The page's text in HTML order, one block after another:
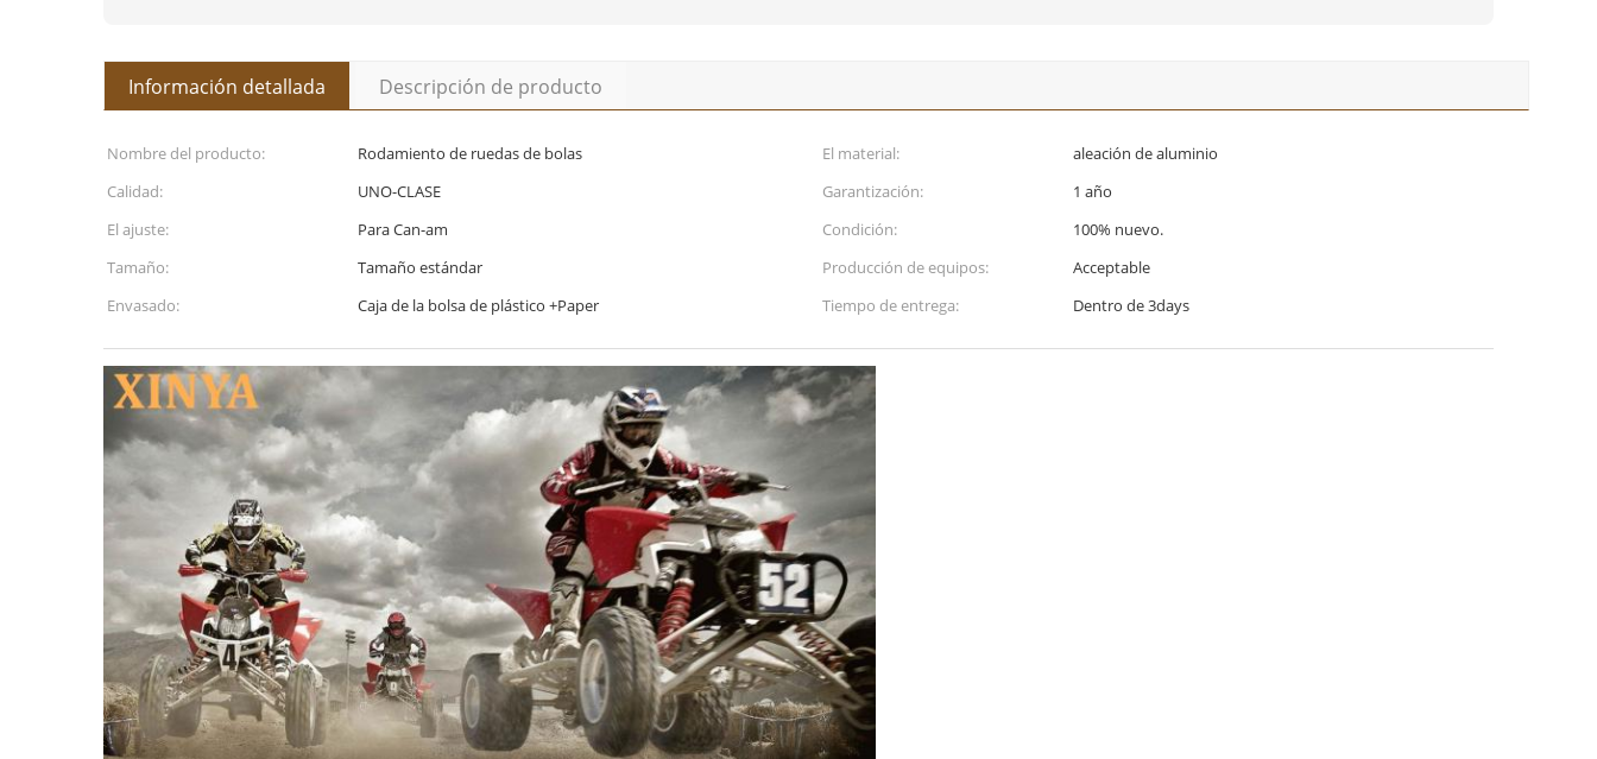
Información detallada Descripción de producto
Nombre del producto: Rodamiento de ruedas de bolas El material:
aleación de aluminio
Calidad:
UNO-CLASE Garantización:
1 año
El ajuste:
Para Can-am Condición:
100% nuevo.
Tamaño:
Tamaño estándar Producción de equipos:
Acceptable
Envasado:
Caja de la bolsa de plástico +Paper Tiempo de entrega: Dentro de 3days